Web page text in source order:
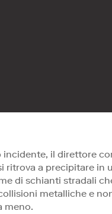
incidente, il direttore
ritrova a precipitare in
di schianti stradali
metalliche e
meno.